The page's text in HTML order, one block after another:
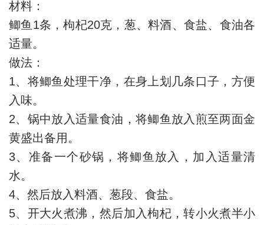
材料：
鲫鱼1条，枸杞20克，葱、料酒、食盐、食油各
适量。
做法：
1、将鲫鱼处理干净，在身上划几条口子，方便
入味。
2、锅中放入适量食油，将鲫鱼放入煎至两面金
黄盛出备用。
3、准备一个砂锅，将鲫鱼放入，加入适量清
水。
4、然后放入料酒、葱段、食盐。
5、开大火煮沸，然后加入枸杞，转小火煮半小